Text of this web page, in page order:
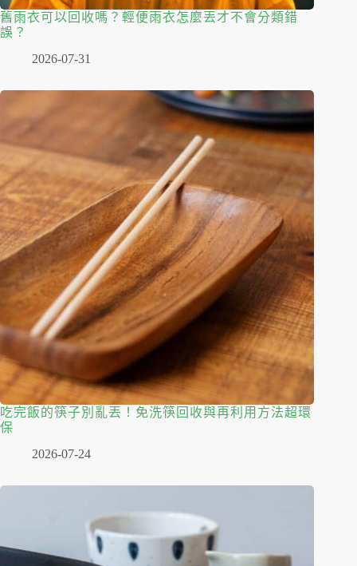
舊雨衣可以回收嗎？輕便雨衣怎麼丟才不會分類錯
誤？
2026-07-31
吃完飯的筷子別亂丟！免洗筷回收與再利用方法超環
保
2026-07-24